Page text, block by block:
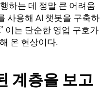
하는 데 정말 큰 어려움
사용해 AI 챗봇을 구축하
이는 단순한 영업 구호가
온 현상이다.
계층을 보고